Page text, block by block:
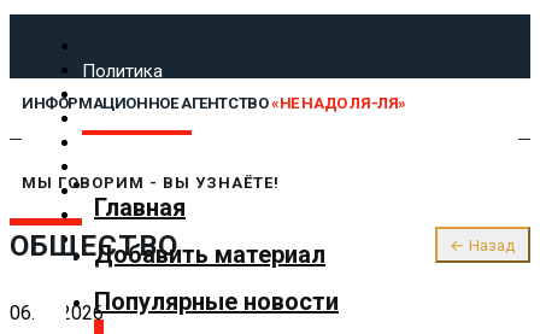
Политика
Экономика
Культура
Предложить новость
О нас
✕
ИНФОРМАЦИОННОЕ АГЕНТСТВО«НЕ НАДО ЛЯ-ЛЯ»
Главная
Добавить материал
Популярные новости
МЫ ГОВОРИМ - ВЫ УЗНАЁТЕ!
ОБЩЕСТВО ← Назад
06.08.2026